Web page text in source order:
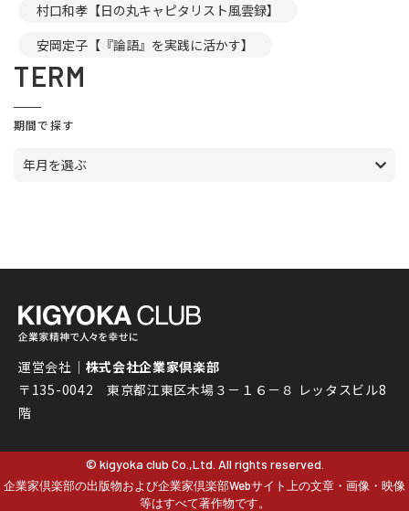
村口和孝【日の丸キャピタリスト風雲録】
安岡定子【『論語』を実践に活かす】
TERM
期間で探す
年月を選ぶ
運営会社｜ 株式会社企業家倶楽部
〒135-0042 東京都江東区木場３－１６－８ レッタスビル8
階
© kigyoka club Co.,Ltd. All rights reserved.
企業家倶楽部の出版物および企業家倶楽部Webサイト上の文章・画像・映像
等はすべて著作物です。